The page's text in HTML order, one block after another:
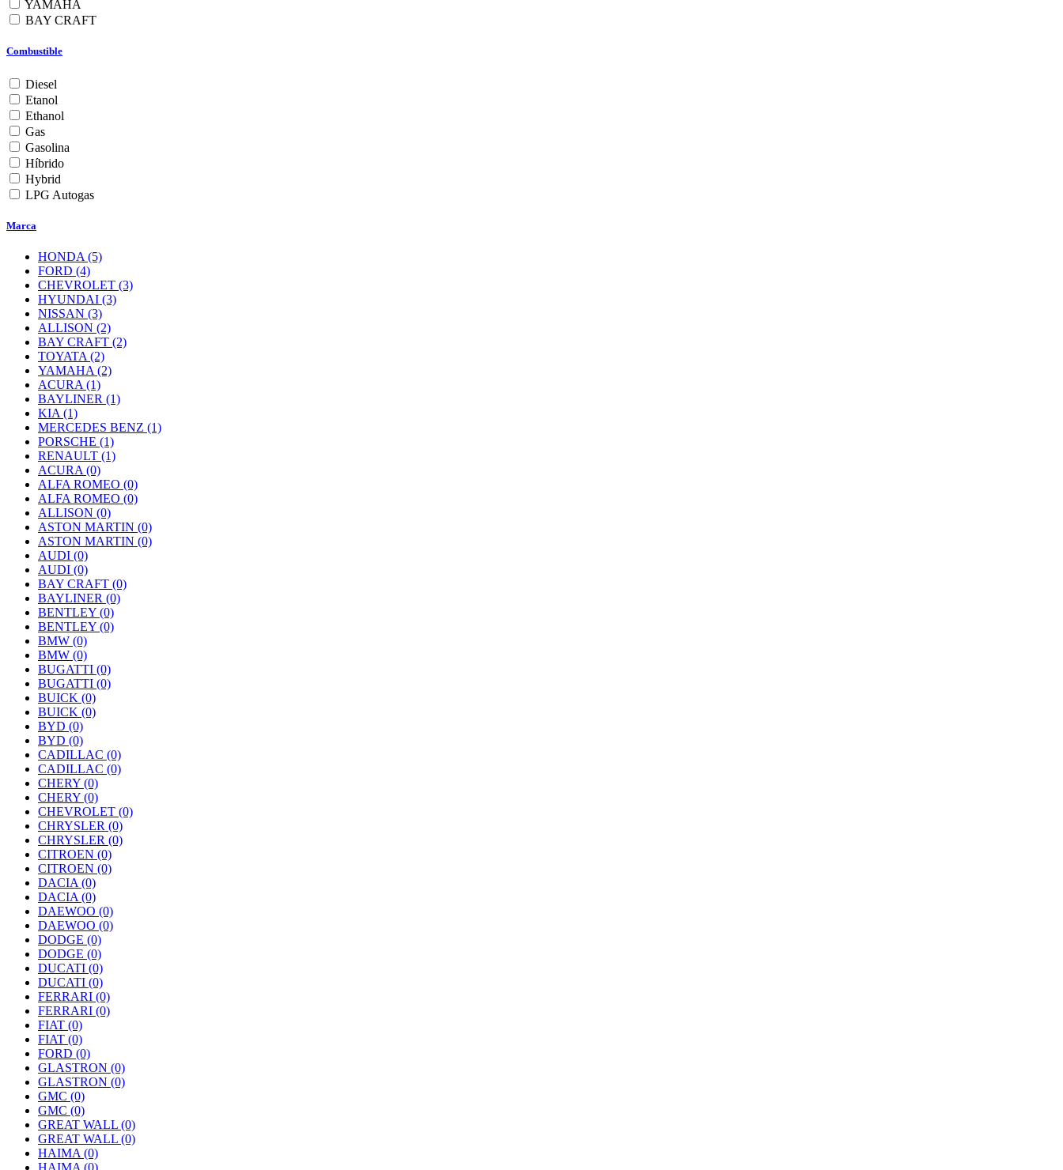
YAMAHA
BAY CRAFT
Combustible
Diesel
Etanol
Ethanol
Gas
Gasolina
Híbrido
Hybrid
LPG Autogas
Marca
HONDA (5)
FORD (4)
CHEVROLET (3)
HYUNDAI (3)
NISSAN (3)
ALLISON (2)
BAY CRAFT (2)
TOYATA (2)
YAMAHA (2)
ACURA (1)
BAYLINER (1)
KIA (1)
MERCEDES BENZ (1)
PORSCHE (1)
RENAULT (1)
ACURA (0)
ALFA ROMEO (0)
ALFA ROMEO (0)
ALLISON (0)
ASTON MARTIN (0)
ASTON MARTIN (0)
AUDI (0)
AUDI (0)
BAY CRAFT (0)
BAYLINER (0)
BENTLEY (0)
BENTLEY (0)
BMW (0)
BMW (0)
BUGATTI (0)
BUGATTI (0)
BUICK (0)
BUICK (0)
BYD (0)
BYD (0)
CADILLAC (0)
CADILLAC (0)
CHERY (0)
CHERY (0)
CHEVROLET (0)
CHRYSLER (0)
CHRYSLER (0)
CITROEN (0)
CITROEN (0)
DACIA (0)
DACIA (0)
DAEWOO (0)
DAEWOO (0)
DODGE (0)
DODGE (0)
DUCATI (0)
DUCATI (0)
FERRARI (0)
FERRARI (0)
FIAT (0)
FIAT (0)
FORD (0)
GLASTRON (0)
GLASTRON (0)
GMC (0)
GMC (0)
GREAT WALL (0)
GREAT WALL (0)
HAIMA (0)
HAIMA (0)